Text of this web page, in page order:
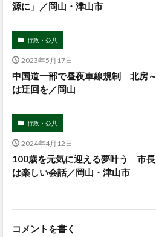
源に」／岡山・津山市
行政・公共
2023年5月17日
中国道一部で昼夜車線規制 北房
は迂回を／岡山
行政・公共
2024年4月12日
100歳を元気に迎える夢叶う 市
は楽しい会話／岡山・津山市
コメントを書く